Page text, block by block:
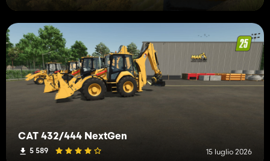
CAT 432/444 NextGen
5 589 15 luglio 2026